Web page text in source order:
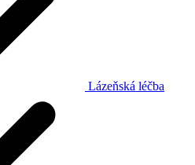
Lázeňská léčba